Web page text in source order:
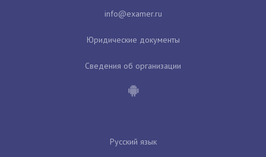
Юридические документы
Сведения об организации
Русский язык